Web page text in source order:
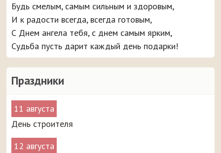
Праздники
11 августа
День строителя
12 августа
Будь смелым, самым сильным и здоровым,
И к радости всегда, всегда готовым,
С Днем ангела тебя, с днем самым ярким,
Судьба пусть дарит каждый день подарки!